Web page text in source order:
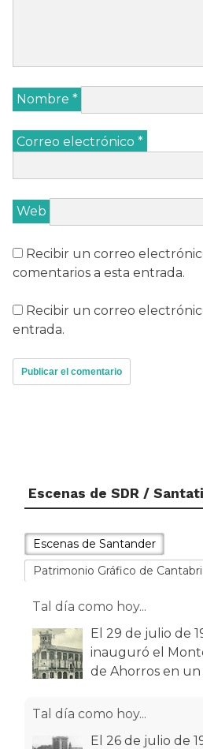
Nombre *
Correo electrónico *
Web
Recibir un correo
comentarios a esta entrada.
Recibir un correo
entrada.
Escenas de SDR /
Escenas de Santander
Patrimonio Gráfico de
Tal día como hoy...
El 29 de julio de
inauguró el
de Ahorros en
Tal día como hoy...
El 26 de julio de